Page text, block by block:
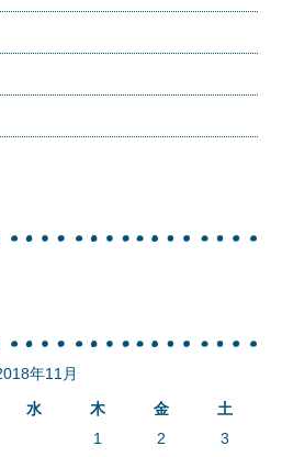
年11月
水 木 金 土
1 2
3